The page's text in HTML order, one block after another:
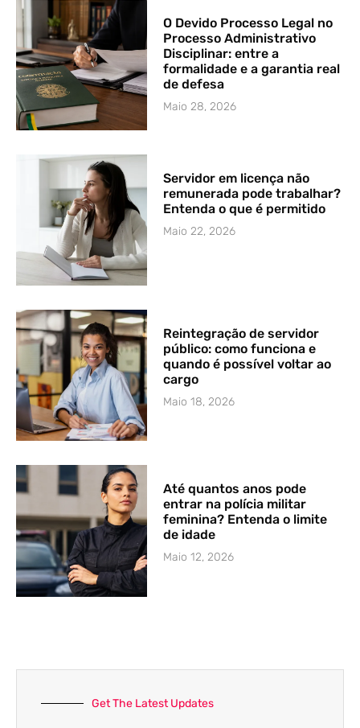
O Devido Processo Legal no
Processo Administrativo
Disciplinar: entre a
formalidade e a garantia real
de defesa
Maio 28, 2026
Servidor em licença não
remunerada pode trabalhar?
Entenda o que é permitido
Maio 22, 2026
Reintegração de servidor
público: como funciona e
quando é possível voltar ao
cargo
Maio 18, 2026
Até quantos anos pode
entrar na polícia militar
feminina? Entenda o limite
de idade
Maio 12, 2026
Get The Latest Updates